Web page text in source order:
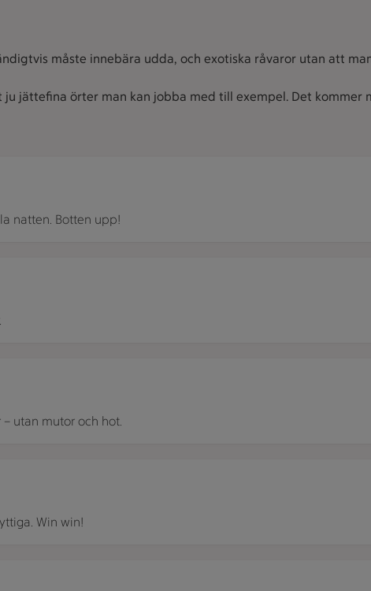
måste innebära udda, och exotiska råvaror utan att
ju jättefina örter man kan jobba med till exempel. Det
natten. Botten upp!
utan mutor och hot.
Win win!